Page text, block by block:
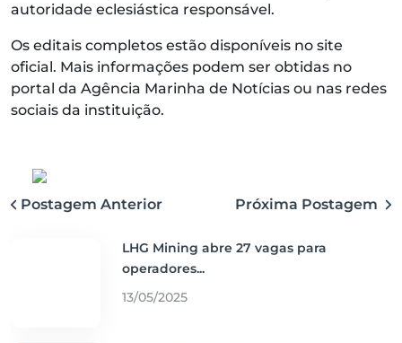
autoridade eclesiástica responsável.
Os editais completos estão disponíveis no site
oficial. Mais informações podem ser obtidas no
portal da Agência Marinha de Notícias ou nas redes
sociais da instituição.
Postagem Anterior Próxima Postagem
LHG Mining abre 27 vagas para
operadores...
13/05/2025